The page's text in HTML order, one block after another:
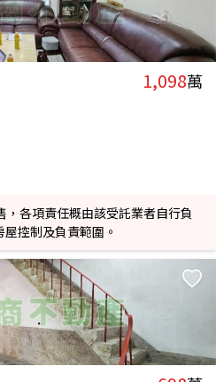
1,098萬
各項責任概由該受託業者自行負
控制及負責範圍。